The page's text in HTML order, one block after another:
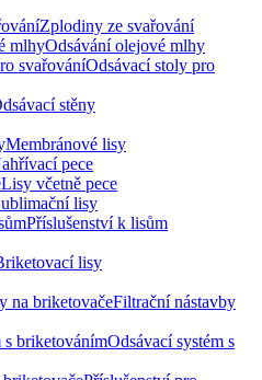
Zplodiny ze svařování
Odsávání olejové mlhy
Odsávací stoly pro
stěny
Membránové lisy
pece
Lisy včetně pece
lisy
Příslušenství k lisům
lisy
Filtrační nástavby
Odsávací systém s